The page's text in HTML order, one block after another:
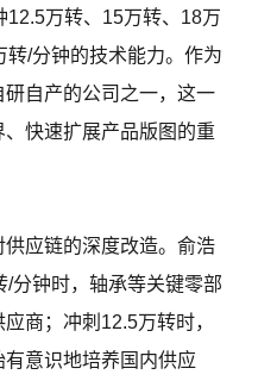
12.5万转、15万转、18万
/分钟的技术能力。作为
自产的公司之一，这一
快速扩展产品版图的重
应链的深度改造。俞浩
分钟时，轴承等关键零部
商；冲刺12.5万转时，
意识地培养国内供应